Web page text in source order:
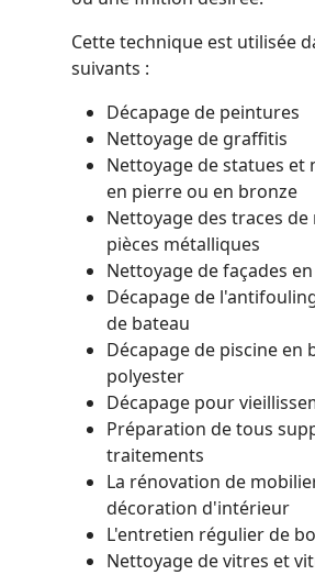
Cette technique est utilisée
suivants :
Décapage de peintures
Nettoyage de graffitis
Nettoyage de statues et
en pierre ou en bronze
Nettoyage des traces
pièces métalliques
Nettoyage de façades
Décapage de
de bateau
Décapage de piscine en
polyester
Décapage pour
Préparation de tous
traitements
La rénovation de
décoration d'intérieur
L'entretien régulier de
Nettoyage de vitres et